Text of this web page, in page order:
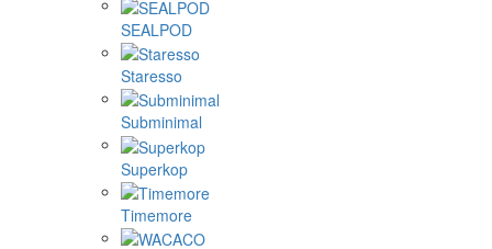
SEALPOD
Staresso
Subminimal
Superkop
Timemore